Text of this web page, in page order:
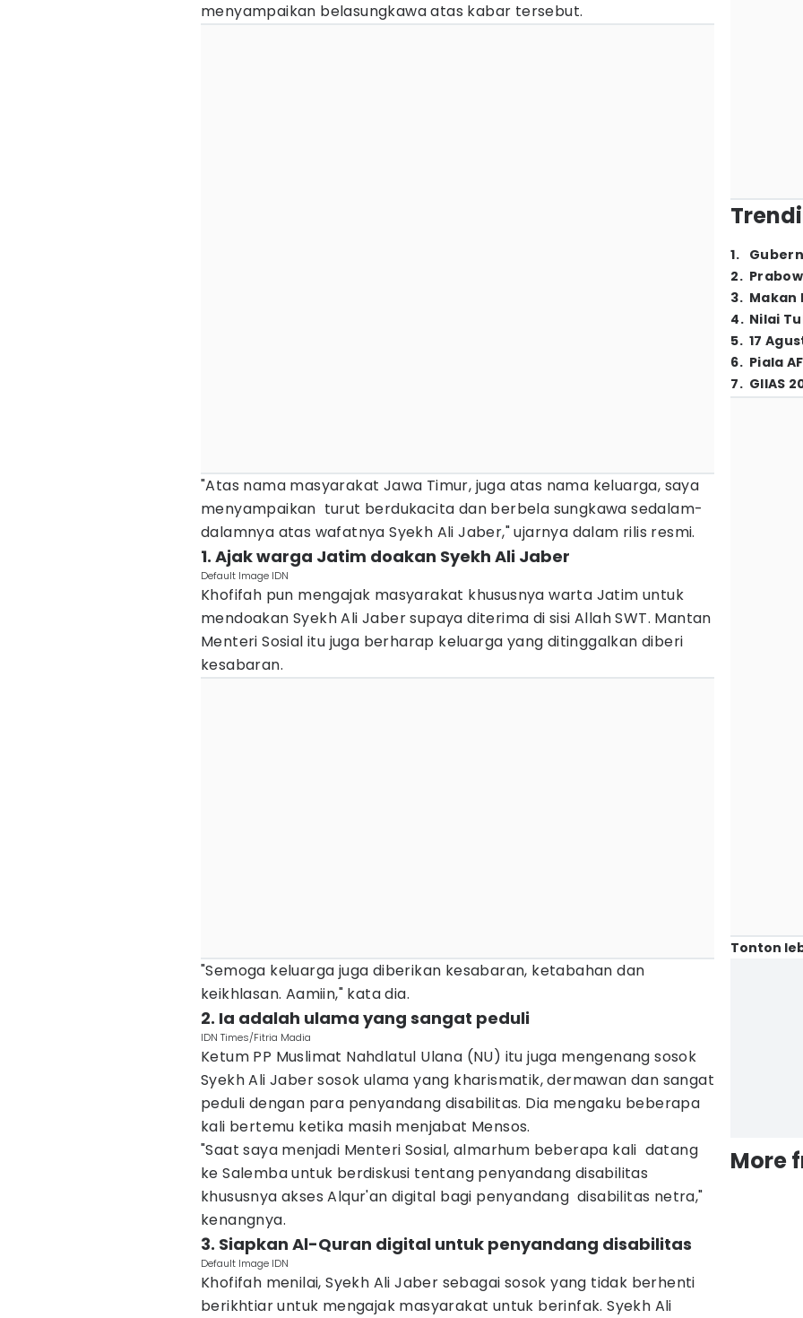
menyampaikan belasungkawa atas kabar tersebut.
"Atas nama masyarakat Jawa Timur, juga atas nama keluarga, saya
menyampaikan turut berdukacita dan berbela sungkawa sedalam-
dalamnya atas wafatnya Syekh Ali Jaber," ujarnya dalam rilis resmi.
1. Ajak warga Jatim doakan Syekh Ali Jaber
Default Image IDN
Khofifah pun mengajak masyarakat khususnya warta Jatim untuk
mendoakan Syekh Ali Jaber supaya diterima di sisi Allah SWT. Mantan
Menteri Sosial itu juga berharap keluarga yang ditinggalkan diberi
kesabaran.
"Semoga keluarga juga diberikan kesabaran, ketabahan dan
keikhlasan. Aamiin," kata dia.
2. Ia adalah ulama yang sangat peduli
IDN Times/Fitria Madia
Ketum PP Muslimat Nahdlatul Ulana (NU) itu juga mengenang sosok
Syekh Ali Jaber sosok ulama yang kharismatik, dermawan dan sangat
peduli dengan para penyandang disabilitas. Dia mengaku beberapa
kali bertemu ketika masih menjabat Mensos.
"Saat saya menjadi Menteri Sosial, almarhum beberapa kali datang
ke Salemba untuk berdiskusi tentang penyandang disabilitas
khususnya akses Alqur'an digital bagi penyandang disabilitas netra,"
kenangnya.
3. Siapkan Al-Quran digital untuk penyandang disabilitas
Default Image IDN
Khofifah menilai, Syekh Ali Jaber sebagai sosok yang tidak berhenti
berikhtiar untuk mengajak masyarakat untuk berinfak. Syekh Ali
1.
2.
3. Makan
4. Nilai
5. 17
6. Piala
7. GIIAS
Tonton
More